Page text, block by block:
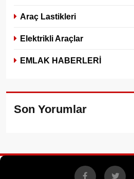
Araç Lastikleri
Elektrikli Araçlar
EMLAK HABERLERİ
Son Yorumlar
Facebook
X